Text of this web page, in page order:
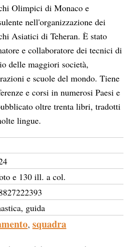
Olimpici di Monaco e
nell'organizzazione dei
Asiatici di Teheran. È stato
e collaboratore dei tecnici di
delle maggiori società,
e scuole del mondo. Tiene
e corsi in numerosi Paesi e
oltre trenta libri, tradotti
lingue.
e 130 ill. a col.
guida
, squadra